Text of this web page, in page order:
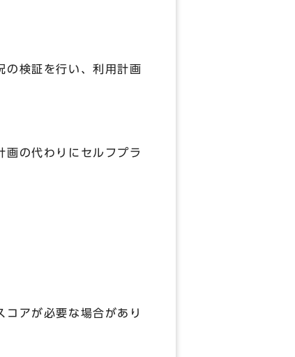
検証を行い、利用計画
画の代わりにセルフプラ
アが必要な場合があり